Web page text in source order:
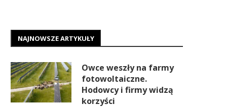
NAJNOWSZE ARTYKUŁY
Owce weszły na farmy
fotowoltaiczne.
Hodowcy i firmy widzą
korzyści